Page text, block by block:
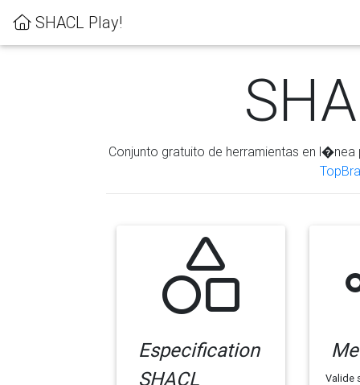
SHACL Play!
Conjunto gratuito de herramientas en
Especification
SHACL
Valide